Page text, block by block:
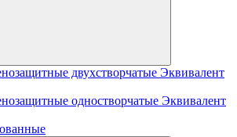
двухстворчатые Эквивалент
одностворчатые Эквивалент